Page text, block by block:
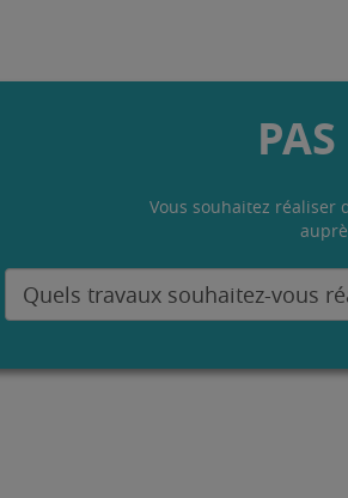
Vous souhaitez réaliser